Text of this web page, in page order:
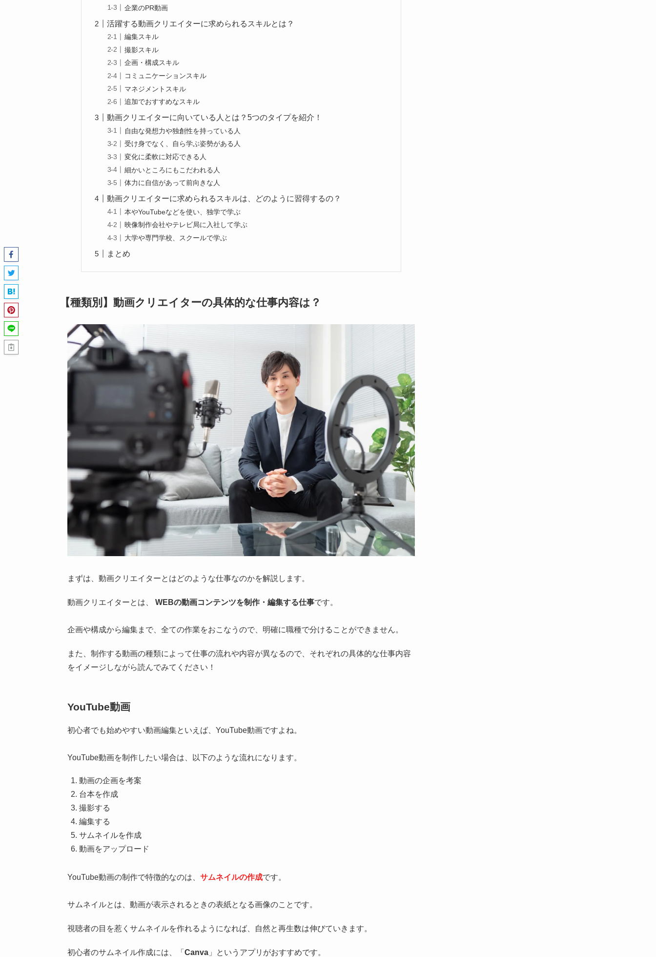
企業のPR動画
活躍する動画クリエイターに求められるスキルとは？
編集スキル
撮影スキル
企画・構成スキル
コミュニケーションスキル
マネジメントスキル
追加でおすすめなスキル
動画クリエイターに向いている人とは？5つのタイプを紹介！
自由な発想力や独創性を持っている人
受け身でなく、自ら学ぶ姿勢がある人
変化に柔軟に対応できる人
細かいところにもこだわれる人
体力に自信があって前向きな人
動画クリエイターに求められるスキルは、どのように習得するの？
本やYouTubeなどを使い、独学で学ぶ
映像制作会社やテレビ局に入社して学ぶ
大学や専門学校、スクールで学ぶ
まとめ
【種類別】動画クリエイターの具体的な仕事内容は？
まずは、動画クリエイターとはどのような仕事なのかを解説します。
動画クリエイターとは、 WEBの動画コンテンツを制作・編集する仕事です。
企画や構成から編集まで、全ての作業をおこなうので、明確に職種で分けることができません。
また、制作する動画の種類によって仕事の流れや内容が異なるので、それぞれの具体的な仕事内容
をイメージしながら読んでみてください！
YouTube動画
初心者でも始めやすい動画編集といえば、YouTube動画ですよね。
YouTube動画を制作したい場合は、以下のような流れになります。
動画の企画を考案
台本を作成
撮影する
編集する
サムネイルを作成
動画をアップロード
YouTube動画の制作で特徴的なのは、 サムネイルの作成です。
サムネイルとは、動画が表示されるときの表紙となる画像のことです。
視聴者の目を惹くサムネイルを作れるようになれば、自然と再生数は伸びていきます。
初心者のサムネイル作成には、「 Canva 」というアプリがおすすめです。